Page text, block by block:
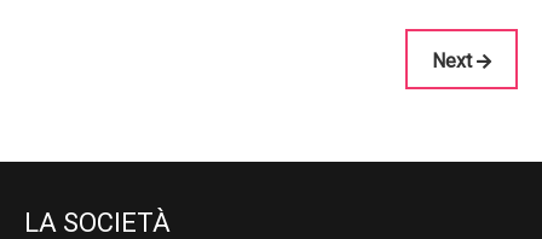
Next
LA SOCIETÀ